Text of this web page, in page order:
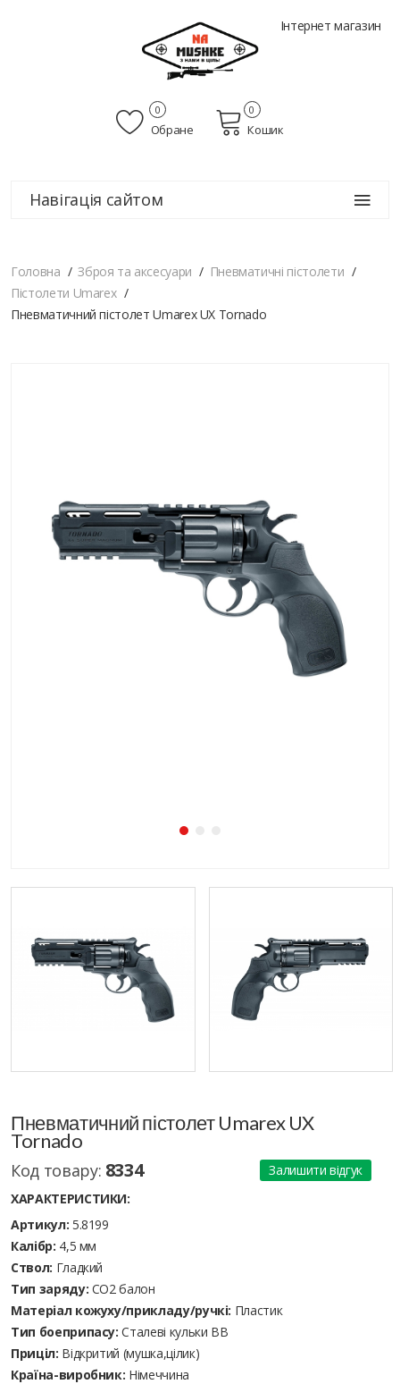
Інтернет магазин
Обране
0
Кошик
0
Навігація сайтом
Головна Зброя та аксесуари
Пневматичні пістолети
Пістолети Umarex
Пневматичний пістолет Umarex UX Tornado
Пневматичний пістолет Umarex UX
Tornado
Код товару: 8334
Залишити відгук
ХАРАКТЕРИСТИКИ:
Артикул: 5.8199
Калібр: 4,5 мм
Ствол: Гладкий
Тип заряду: CO2 балон
Матеріал кожуху/прикладу/ручкі: Пластик
Тип боеприпасу: Сталеві кульки ВВ
Приціл: Відкритий (мушка,цілик)
Країна-виробник: Німеччина